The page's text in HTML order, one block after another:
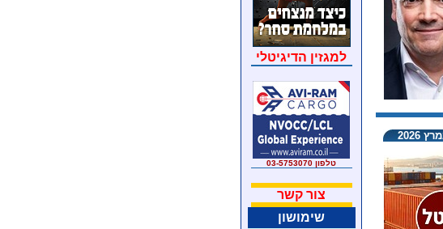
למגזין הדיגיטלי
טלפון 03-5753070
צור קשר
שימושון